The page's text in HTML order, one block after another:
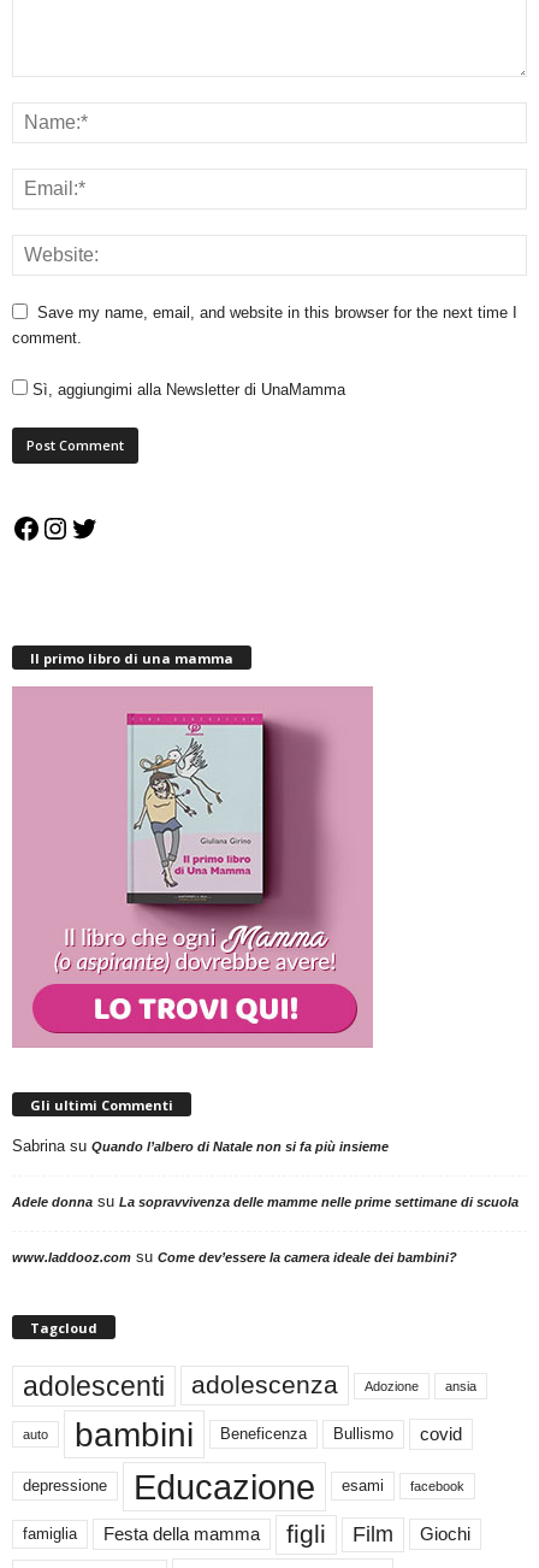
Save my name, email, and website in this browser for the next time I
comment.
Sì, aggiungimi alla Newsletter di UnaMamma
Facebook
Instagram
Twitter
Il primo libro di una mamma
Gli ultimi Commenti
Sabrina su Quando l’albero di Natale non si fa più insieme
Adele donna su La sopravvivenza delle mamme nelle prime settimane di scuola
www.laddooz.com su Come dev’essere la camera ideale dei bambini?
Tagcloud
adolescenti adolescenza Adozione ansia
auto bambini Beneficenza Bullismo covid
depressione Educazione esami facebook
famiglia Festa della mamma figli Film Giochi